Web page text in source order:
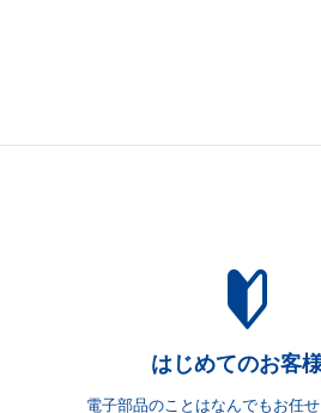
はじめてのお客
電子部品のことはなんでもお任せ